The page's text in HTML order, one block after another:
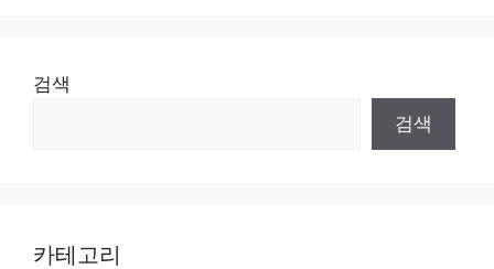
검색
검색
카테고리